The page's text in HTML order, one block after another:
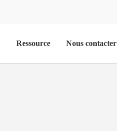
Ressource Nous contacter